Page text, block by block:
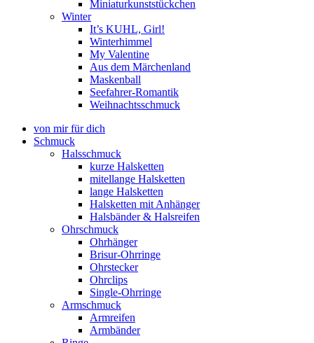
Miniaturkunststückchen
Winter
It’s KUHL, Girl!
Winterhimmel
My Valentine
Aus dem Märchenland
Maskenball
Seefahrer-Romantik
Weihnachtsschmuck
von mir für dich
Schmuck
Halsschmuck
kurze Halsketten
mitellange Halsketten
lange Halsketten
Halsketten mit Anhänger
Halsbänder & Halsreifen
Ohrschmuck
Ohrhänger
Brisur-Ohrringe
Ohrstecker
Ohrclips
Single-Ohrringe
Armschmuck
Armreifen
Armbänder